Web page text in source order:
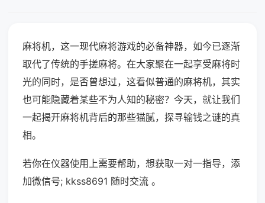
麻将机，这一现代麻将游戏的必备神器，如今已逐渐
取代了传统的手搓麻将。在大家聚在一起享受麻将时
光的同时，是否曾想过，这看似普通的麻将机，其实
也可能隐藏着某些不为人知的秘密？今天，就让我们
一起揭开麻将机背后的那些猫腻，探寻输钱之谜的真
相。
若你在仪器使用上需要帮助，想获取一对一指导，添
加微信号; kkss8691 随时交流 。